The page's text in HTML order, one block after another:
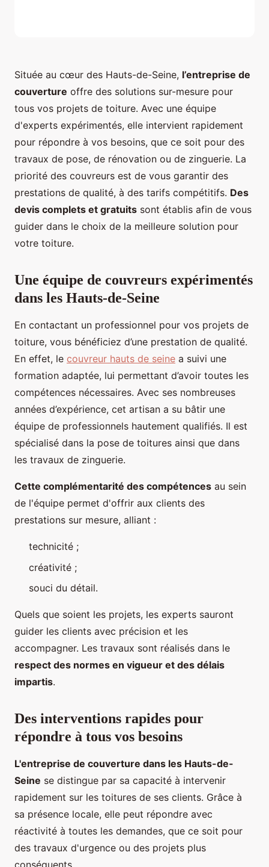
Située au cœur des Hauts-de-Seine, l’entreprise de
couverture offre des solutions sur-mesure pour
tous vos projets de toiture. Avec une équipe
d'experts expérimentés, elle intervient rapidement
pour répondre à vos besoins, que ce soit pour des
travaux de pose, de rénovation ou de zinguerie. La
priorité des couvreurs est de vous garantir des
prestations de qualité, à des tarifs compétitifs. Des
devis complets et gratuits sont établis afin de vous
guider dans le choix de la meilleure solution pour
votre toiture.
Une équipe de couvreurs expérimentés
dans les Hauts-de-Seine
En contactant un professionnel pour vos projets de
toiture, vous bénéficiez d’une prestation de qualité.
En effet, le couvreur hauts de seine a suivi une
formation adaptée, lui permettant d’avoir toutes les
compétences nécessaires. Avec ses nombreuses
années d’expérience, cet artisan a su bâtir une
équipe de professionnels hautement qualifiés. Il est
spécialisé dans la pose de toitures ainsi que dans
les travaux de zinguerie.
Cette complémentarité des compétences au sein
de l'équipe permet d'offrir aux clients des
prestations sur mesure, alliant :
technicité ;
créativité ;
souci du détail.
Quels que soient les projets, les experts sauront
guider les clients avec précision et les
accompagner. Les travaux sont réalisés dans le
respect des normes en vigueur et des délais
impartis.
Des interventions rapides pour
répondre à tous vos besoins
L'entreprise de couverture dans les Hauts-de-
Seine se distingue par sa capacité à intervenir
rapidement sur les toitures de ses clients. Grâce à
sa présence locale, elle peut répondre avec
réactivité à toutes les demandes, que ce soit pour
des travaux d'urgence ou des projets plus